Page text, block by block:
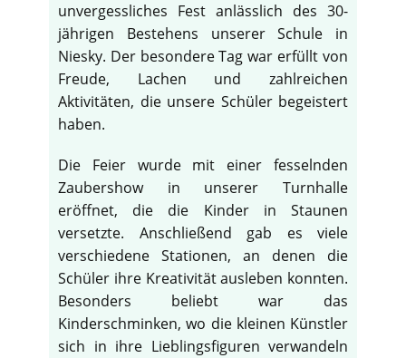
unvergessliches Fest anlässlich des 30-
jährigen Bestehens unserer Schule in
Niesky. Der besondere Tag war erfüllt von
Freude, Lachen und zahlreichen
Aktivitäten, die unsere Schüler begeistert
haben.
Die Feier wurde mit einer fesselnden
Zaubershow in unserer Turnhalle
eröffnet, die die Kinder in Staunen
versetzte. Anschließend gab es viele
verschiedene Stationen, an denen die
Schüler ihre Kreativität ausleben konnten.
Besonders beliebt war das
Kinderschminken, wo die kleinen Künstler
sich in ihre Lieblingsfiguren verwandeln